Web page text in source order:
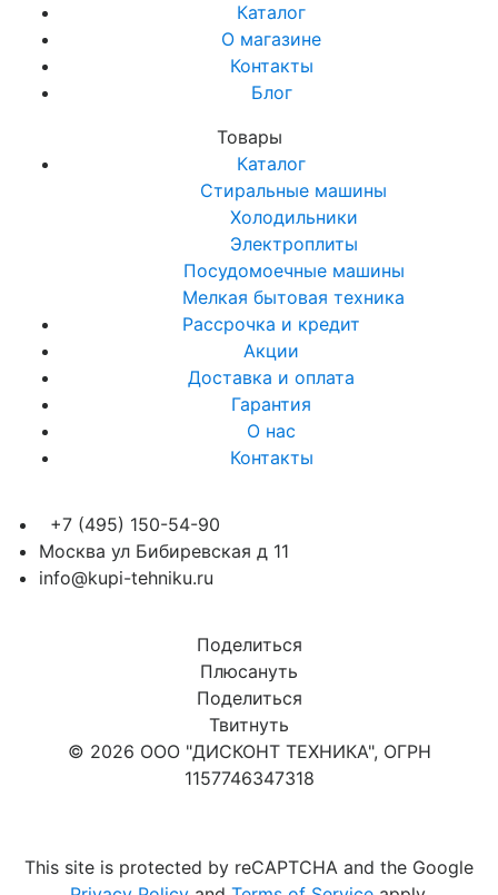
Каталог
О магазине
Контакты
Блог
Товары
Каталог
Стиральные машины
Холодильники
Электроплиты
Посудомоечные машины
Мелкая бытовая техника
Рассрочка и кредит
Акции
Доставка и оплата
Гарантия
О нас
Контакты
+7 (495) 150-54-90
Москва ул Бибиревская д 11
info@kupi-tehniku.ru
Поделиться
Плюсануть
Поделиться
Твитнуть
© 2026 ООО "ДИСКОНТ ТЕХНИКА", ОГРН
1157746347318
This site is protected by reCAPTCHA and the Google